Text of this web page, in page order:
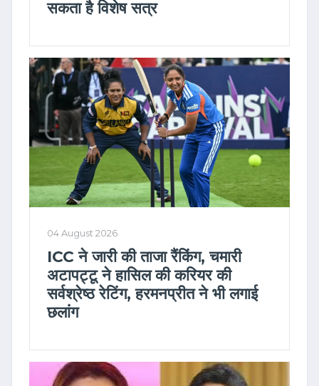
सकता है विशेष सत्र
04 August 2026
ICC ने जारी की ताजा रैंकिंग, चमारी
अटापट्टू ने हासिल की करियर की
सर्वश्रेष्ठ रेटिंग, हरमनप्रीत ने भी लगाई
छलांग